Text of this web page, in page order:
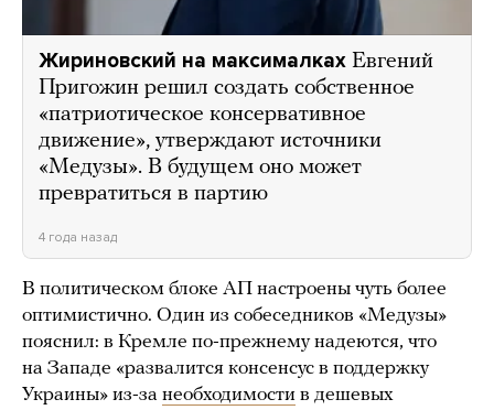
Жириновский на максималках Евгений
Пригожин решил создать собственное
«патриотическое консервативное
движение», утверждают источники
«Медузы». В будущем оно может
превратиться в партию
4 года назад
В политическом блоке АП настроены чуть более
оптимистично. Один из собеседников «Медузы»
пояснил: в Кремле по-прежнему надеются, что
на Западе «развалится консенсус в поддержку
Украины» из-за необходимости в дешевых